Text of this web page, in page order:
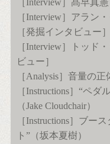
［Interview］髙早真
［Interview］アラン
［発掘インタビュー］
［Interview］トッド
ビュー］
［Analysis］音量の正
［Instructions］“ペ
（Jake Cloudchair）
［Instructions］ブー
ト”（坂本夏樹）